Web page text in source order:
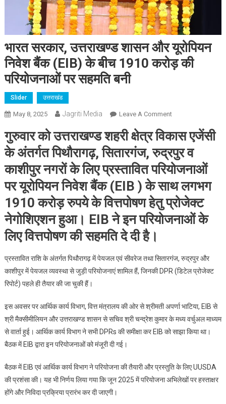
भारत सरकार, उत्तराखण्ड शासन और यूरोपियन
निवेश बैंक (EIB) के बीच 1910 करोड़ की
परियोजनाओं पर सहमति बनी
Slider उत्तराखंड
May 8, 2025 Jagriti Media Leave A CommentOn
सरकार,
उत्तराखण्ड
शासन
और
यूरोपियन
निवेश
बैंक
(EIB)
1910
की
सहमति
बनी
गुरुवार को उत्तराखण्ड शहरी क्षेत्र विकास एजेंसी
के अंतर्गत पिथौरागढ़, सितारगंज, रुद्रपुर व
काशीपुर नगरों के लिए प्रस्तावित परियोजनाओं
पर यूरोपियन निवेश बैंक (EIB ) के साथ लगभग
1910 करोड़ रुपये के वित्तपोषण हेतु प्रोजेक्ट
नेगोशिएशन हुआ। EIB ने इन परियोजनाओं के
लिए वित्तपोषण की सहमति दे दी है।
प्रस्तावित राशि के अंतर्गत पिथौरागढ़ में पेयजल एवं सीवरेज तथा सितारगंज, रुद्रपुर और
काशीपुर में पेयजल व्यवस्था से जुड़ी परियोजनाएं शामिल हैं, जिनकी DPR (डिटेल प्रोजेक्ट
रिपोर्ट) पहले ही तैयार की जा चुकी हैं।
इस अवसर पर आर्थिक कार्य विभाग, वित्त मंत्रालय की ओर से श्रीमती अपर्णा भाटिया, EIB से
श्री मैक्सीमीलियन और उत्तराखण्ड शासन से सचिव श्री चन्द्रेश कुमार के मध्य वर्चुअल माध्यम
से वार्ता हुई। आर्थिक कार्य विभाग ने सभी DPRs की समीक्षा कर EIB को साझा किया था।
बैठक में EIB द्वारा इन परियोजनाओं को मंजूरी दी गई।
बैठक में EIB एवं आर्थिक कार्य विभाग ने परियोजना की तैयारी और प्रस्तुति के लिए UUSDA
की प्रशंसा की। यह भी निर्णय लिया गया कि जून 2025 में परियोजना अभिलेखों पर हस्ताक्षर
होंगे और निविदा प्रक्रिया प्रारंभ कर दी जाएगी।